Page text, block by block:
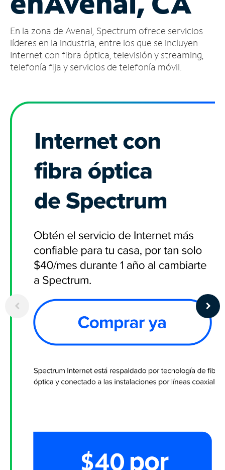
cuenta
Encuentra
una
tienda
En la zona de Avenal, Spectrum ofrece servicios
líderes en la industria, entre los que se incluyen
Internet con fibra óptica, televisión y streaming,
telefonía fija y servicios de telefonía móvil.